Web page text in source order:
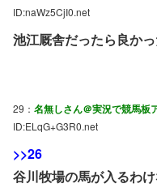
ID:naWz5CjI0.net
池江厩舎だったら良か
29： 名無しさん＠実況で競馬板
ID:ELqG+G3R0.net
>>26
谷川牧場の馬が入るわ